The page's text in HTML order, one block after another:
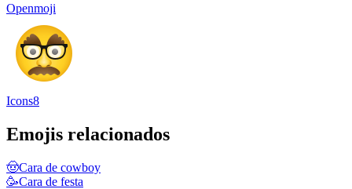
Openmoji
Icons8
Emojis relacionados
🤠Cara de cowboy
🥳Cara de festa